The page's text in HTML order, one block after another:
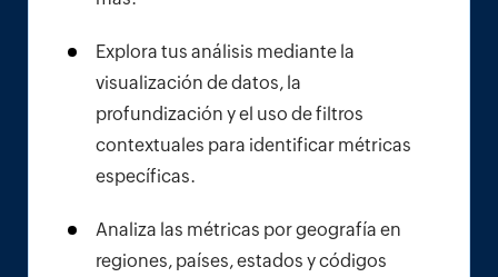
Explora tus análisis mediante la
visualización de datos, la
profundización y el uso de filtros
contextuales para identificar métricas
específicas.
Analiza las métricas por geografía en
regiones, países, estados y códigos